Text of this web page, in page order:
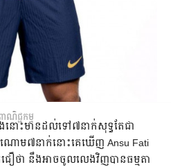
ាណិជ្ជកម្ម
ង​នោះ​​​​មាន​ដល់​ទៅ​៧​នាក់​សុទ្ធ​តែ​ជា​
ោម​៧​នាក់​​​នោះ​គេ​ឃើញ Ansu Fati
ឿ​ថា នឹង​អាច​ចូល​លេង​វិញ​បាន​ធម្មតា​​